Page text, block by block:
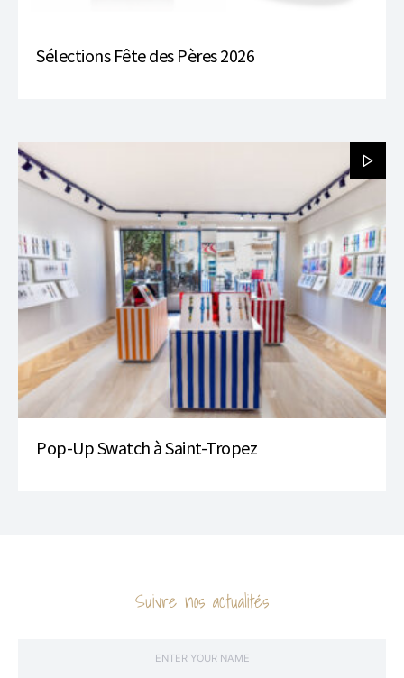
Sélections Fête des Pères 2026
Pop-Up Swatch à Saint-Tropez
Suivre nos actualités